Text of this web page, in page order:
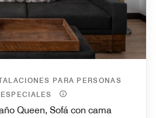
PARA PERSONAS
Queen, Sofá con cama